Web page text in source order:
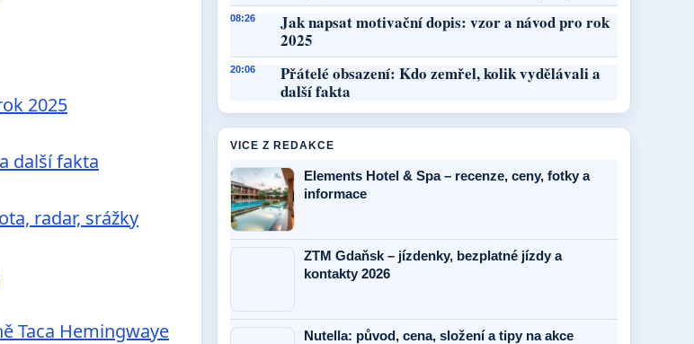
2025
další fakta
radar, srážky
Taca Hemingwaye
08:26
Jak napsat motivační dopis: vzor a návod pro rok
2025
20:06
Přátelé obsazení: Kdo zemřel, kolik vydělávali a
další fakta
VICE Z REDAKCE
Elements Hotel & Spa – recenze, ceny, fotky a
informace
ZTM Gdaňsk – jízdenky, bezplatné jízdy a
kontakty 2026
Nutella: původ, cena, složení a tipy na akce